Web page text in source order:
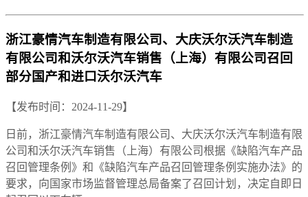
浙江豪情汽车制造有限公司、大庆沃尔沃汽车制造
有限公司和沃尔沃汽车销售（上海）有限公司召回
部分国产和进口沃尔沃汽车
【发布时间：2024-11-29】
日前，浙江豪情汽车制造有限公司、大庆沃尔沃汽车制造有限
公司和沃尔沃汽车销售（上海）有限公司根据《缺陷汽车产品
召回管理条例》和《缺陷汽车产品召回管理条例实施办法》的
要求，向国家市场监督管理总局备案了召回计划，决定自即日